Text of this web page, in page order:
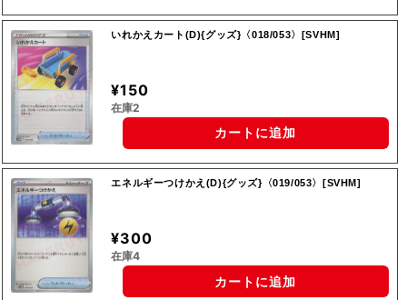
いれかえカート(D){グッズ}〈018/053〉[SVHM]
¥150
在庫2
カートに追加
エネルギーつけかえ(D){グッズ}〈019/053〉[SVHM]
¥300
在庫4
カートに追加